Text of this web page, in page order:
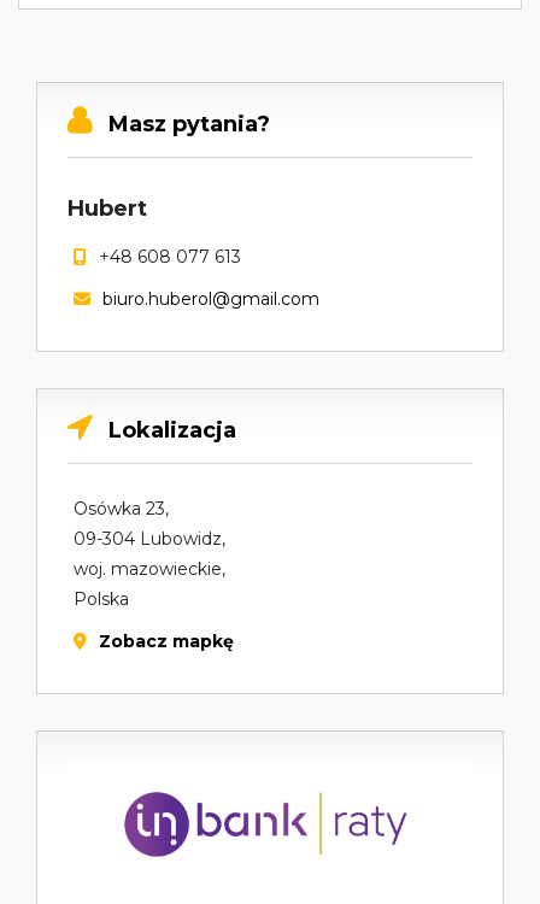
Masz pytania?
Hubert
+48 608 077 613
biuro.huberol@gmail.com
Lokalizacja
Osówka 23,
09-304 Lubowidz,
woj. mazowieckie,
Polska
Zobacz mapkę